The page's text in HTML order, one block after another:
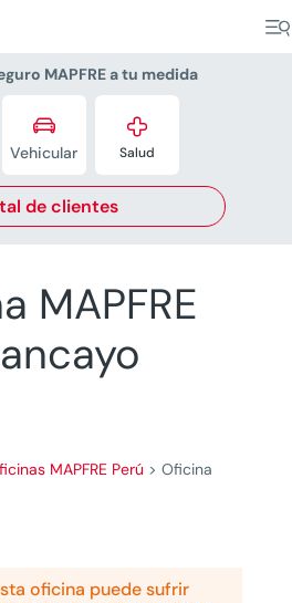
MAPFRE a tu medida

Vehicular

Salud
de clientes
MAPFRE
MAPFRE Perú > Oficina
oficina puede sufrir